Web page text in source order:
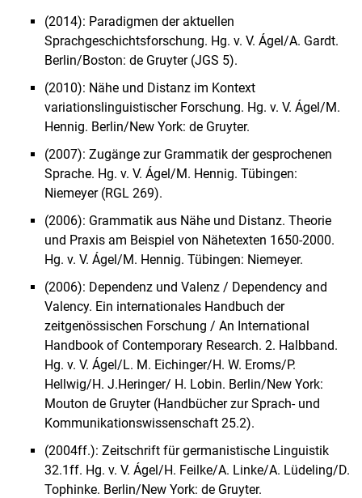
(2014): Paradigmen der aktuellen
Sprachgeschichtsforschung. Hg. v. V. Ágel/A. Gardt.
Berlin/Boston: de Gruyter (JGS 5).
(2010): Nähe und Distanz im Kontext
variationslinguistischer Forschung. Hg. v. V. Ágel/M.
Hennig. Berlin/New York: de Gruyter.
(2007): Zugänge zur Grammatik der gesprochenen
Sprache. Hg. v. V. Ágel/M. Hennig. Tübingen:
Niemeyer (RGL 269).
(2006): Grammatik aus Nähe und Distanz. Theorie
und Praxis am Beispiel von Nähetexten 1650-2000.
Hg. v. V. Ágel/M. Hennig. Tübingen: Niemeyer.
(2006): Dependenz und Valenz / Dependency and
Valency. Ein internationales Handbuch der
zeitgenössischen Forschung / An International
Handbook of Contemporary Research. 2. Halbband.
Hg. v. V. Ágel/L. M. Eichinger/H. W. Eroms/P.
Hellwig/H. J.Heringer/ H. Lobin. Berlin/New York:
Mouton de Gruyter (Handbücher zur Sprach- und
Kommunikationswissenschaft 25.2).
(2004ff.): Zeitschrift für germanistische Linguistik
32.1ff. Hg. v. V. Ágel/H. Feilke/A. Linke/A. Lüdeling/D.
Tophinke. Berlin/New York: de Gruyter.